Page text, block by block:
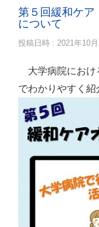
第５回緩和ケ
について
投稿日時 : 2021年10
大学病院におけ
でわかりやすく紹